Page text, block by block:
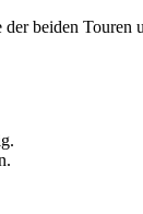
beiden